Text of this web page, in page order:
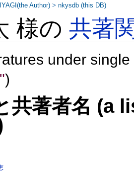
様の共著
under
)
共著者名 (a
Author) >nkysdb (this DB)